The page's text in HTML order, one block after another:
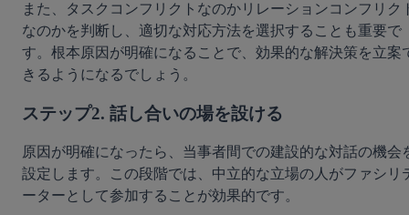
また、タスクコンフリクトなのかリレーションコンフリク
なのかを判断し、適切な対応方法を選択することも重要で
す。根本原因が明確になることで、効果的な解決策を立案
きるようになるでしょう。
ステップ2. 話し合いの場を設ける
原因が明確になったら、当事者間での建設的な対話の機会
設定します。この段階では、中立的な立場の人がファシリ
ーターとして参加することが効果的です。